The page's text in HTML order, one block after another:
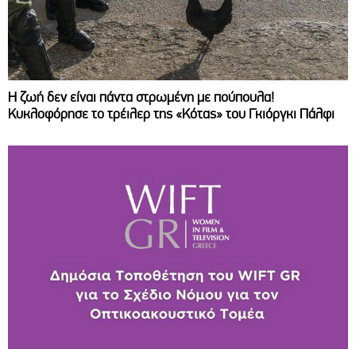
Η ζωή δεν είναι πάντα στρωμένη με πούπουλα!
Κυκλοφόρησε το τρέιλερ της «Κότας» του Γκιόργκι Πάλφι